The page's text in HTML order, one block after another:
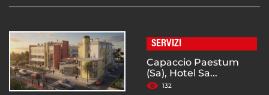
SERVIZI
Capaccio Paestum
(Sa), Hotel Sa...
132